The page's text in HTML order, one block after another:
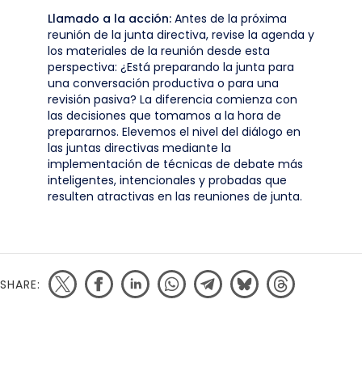
Llamado a la acción: Antes de la próxima
reunión de la junta directiva, revise la agenda y
los materiales de la reunión desde esta
perspectiva: ¿Está preparando la junta para
una conversación productiva o para una
revisión pasiva? La diferencia comienza con
las decisiones que tomamos a la hora de
prepararnos. Elevemos el nivel del diálogo en
las juntas directivas mediante la
implementación de técnicas de debate más
inteligentes, intencionales y probadas que
resulten atractivas en las reuniones de junta.
SHARE: